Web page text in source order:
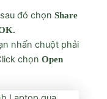
đó chọn Share
nhấn chuột phải
chọn Open